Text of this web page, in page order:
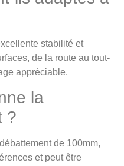
stabilité et
de la route au tout-
appréciable.
la
?
de 100mm,
et peut être